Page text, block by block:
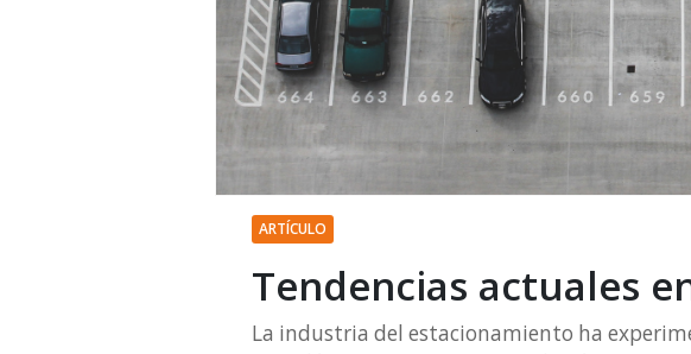
ARTÍCULO
Tendencias actuales
La industria del estacionamiento ha